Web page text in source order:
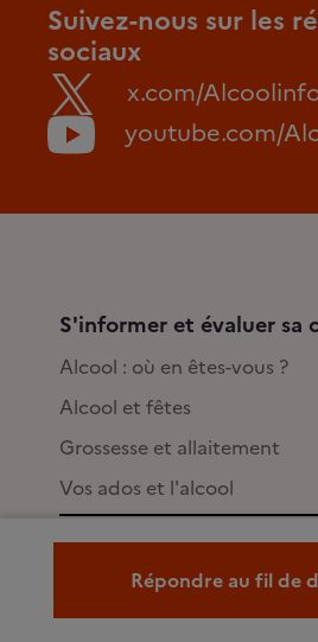
Répondre au fil de
Suivez-nous sur les
sociaux
x.com/
youtube.com/
S'informer et évaluer sa
Alcool : où en êtes-vous ?
Alcool et fêtes
Grossesse et allaitement
Vos ados et l'alcool
Comment arrêter de boire ?